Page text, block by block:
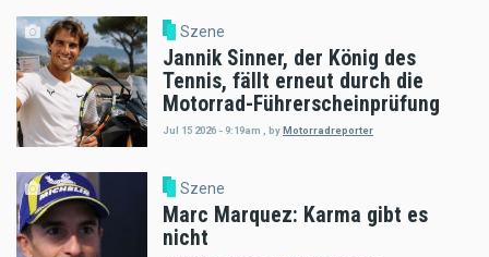
Szene
Jannik Sinner, der König des
Tennis, fällt erneut durch die
Motorrad-Führerscheinprüfung
Jul 15 2026 - 9:19am , by Motorradreporter
Szene
Marc Marquez: Karma gibt es
nicht